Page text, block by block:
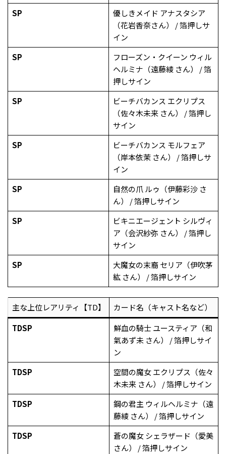
SP
優しきメイド アナスタシア
（花岩香奈さん） / 箔押しサ
イン
SP
フローズン・クイーン ウィル
ヘルミナ（遠藤綾 さん） / 箔
押しサイン
SP
ビーチバカンス エクリプス
（佐々木未来 さん） / 箔押し
サイン
SP
ビーチバカンス モルフェア
（岸本依茉 さん） / 箔押しサ
イン
SP
自然の爪 ルゥ（伊藤彩沙 さ
ん） / 箔押しサイン
SP
ビキニエージェント シルヴィ
ア（会沢紗弥 さん） / 箔押し
サイン
SP
大魔女の末裔 セリア（伊吹茅
紘 さん） / 箔押しサイン
主な上位レアリティ【TD】
カード名（キャスト名など）
TDSP
鮮血の騎士 ユースティア（和
氣あず未 さん） / 箔押しサイ
ン
TDSP
空間の魔女 エクリプス（佐々
木未来 さん） / 箔押しサイン
TDSP
鋼の君主 ウィルヘルミナ（遠
藤綾 さん） / 箔押しサイン
TDSP
蒼の魔女 シェラザード（愛美
さん） / 箔押しサイン